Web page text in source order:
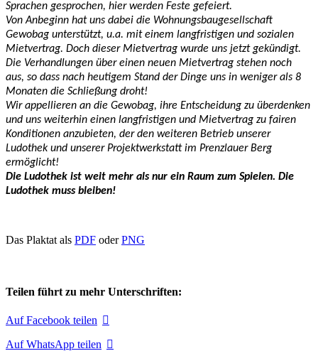
Sprachen gesprochen, hier werden Feste gefeiert.
Von Anbeginn hat uns dabei die Wohnungsbaugesellschaft
Gewobag unterstützt, u.a. mit einem langfristigen und sozialen
Mietvertrag. Doch dieser Mietvertrag wurde uns jetzt gekündigt.
Die Verhandlungen über einen neuen Mietvertrag stehen noch
aus, so dass nach heutigem Stand der Dinge uns in weniger als 8
Monaten die Schließung droht!
Wir appellieren an die Gewobag, ihre Entscheidung zu überdenken
und uns weiterhin einen langfristigen und Mietvertrag zu fairen
Konditionen anzubieten, der den weiteren Betrieb unserer
Ludothek und unserer Projektwerkstatt im Prenzlauer Berg
ermöglicht!
Die Ludothek ist weit mehr als nur ein Raum zum Spielen. Die
Ludothek muss bleiben!
Das Plaktat als PDF oderPNG
Teilen führt zu mehr Unterschriften:
Auf Facebook teilen
Auf WhatsApp teilen